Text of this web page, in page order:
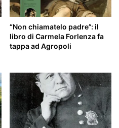
“Non chiamatelo padre”: il
libro di Carmela Forlenza fa
tappa ad Agropoli